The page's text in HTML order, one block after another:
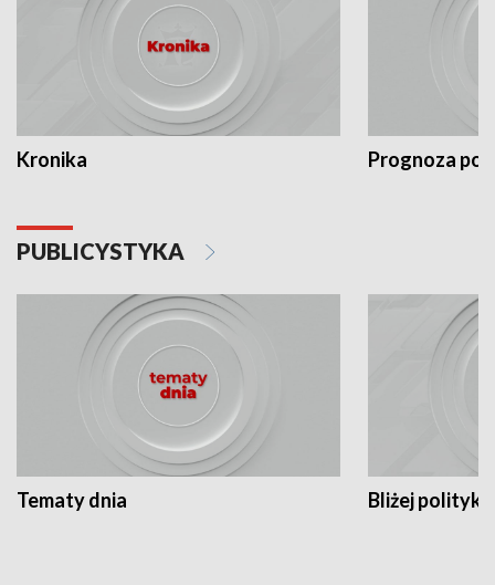
Kronika Prognoza
PUBLICYSTYKA
Tematy dnia Bliżej polityki